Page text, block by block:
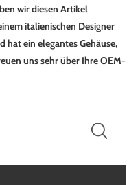
wir diesen Artikel
italienischen Designer
hat ein elegantes Gehäuse,
uns sehr über Ihre OEM-